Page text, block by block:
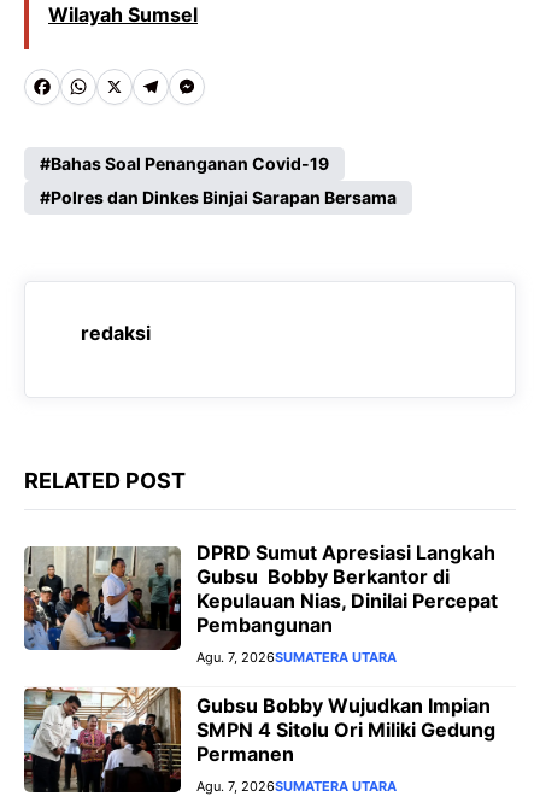
Wilayah Sumsel
F
c
e
o
W
a
t
A
p
X T
l
e
r
a
M
s
s
n
r
Bahas Soal Penanganan Covid-19
Polres dan Dinkes Binjai Sarapan Bersama
redaksi
RELATED POST
DPRD Sumut Apresiasi Langkah
Gubsu Bobby Berkantor di
Kepulauan Nias, Dinilai Percepat
Pembangunan
Agu. 7, 2026SUMATERA UTARA
Gubsu Bobby Wujudkan Impian
SMPN 4 Sitolu Ori Miliki Gedung
Permanen
Agu. 7, 2026SUMATERA UTARA